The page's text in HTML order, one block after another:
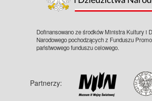
Dofinansowano ze środków Ministra Kultury i
Narodowego pochodzących z Funduszu
państwowego funduszu celowego.
Partnerzy: